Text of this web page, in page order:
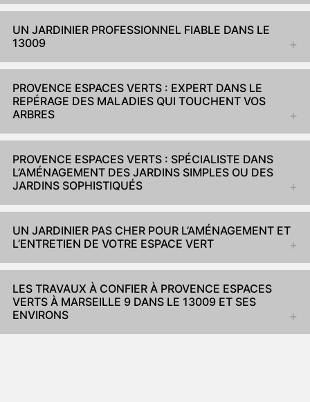
UN JARDINIER PROFESSIONNEL FIABLE DANS LE
13009
PROVENCE ESPACES VERTS : EXPERT DANS LE
REPÉRAGE DES MALADIES QUI TOUCHENT VOS
ARBRES
PROVENCE ESPACES VERTS : SPÉCIALISTE DANS
L’AMÉNAGEMENT DES JARDINS SIMPLES OU DES
JARDINS SOPHISTIQUÉS
UN JARDINIER PAS CHER POUR L’AMÉNAGEMENT ET
L’ENTRETIEN DE VOTRE ESPACE VERT
LES TRAVAUX À CONFIER À PROVENCE ESPACES
VERTS À MARSEILLE 9 DANS LE 13009 ET SES
ENVIRONS